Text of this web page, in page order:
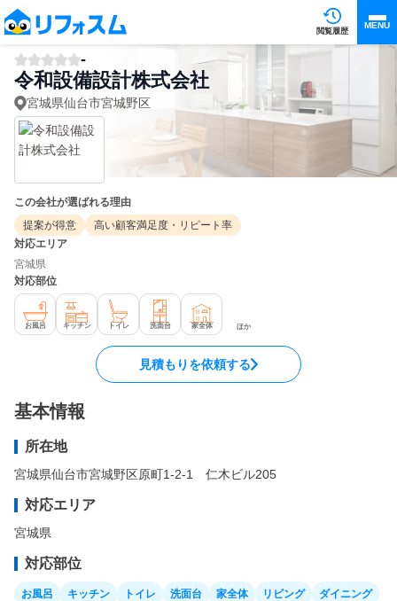
閲覧履歴
MENU
-
令和設備設計株式会社
宮城県仙台市宮城野区
この会社が選ばれる理由
提案が得意
高い顧客満足度・リピート率
対応エリア
宮城県
対応部位
お風呂 キッチン トイレ 洗面台 家全体 ほか
見積もりを依頼する
基本情報
所在地
宮城県仙台市宮城野区原町1-2-1 仁木ビル205
対応エリア
宮城県
対応部位
お風呂 キッチン トイレ 洗面台 家全体 リビング ダイニング